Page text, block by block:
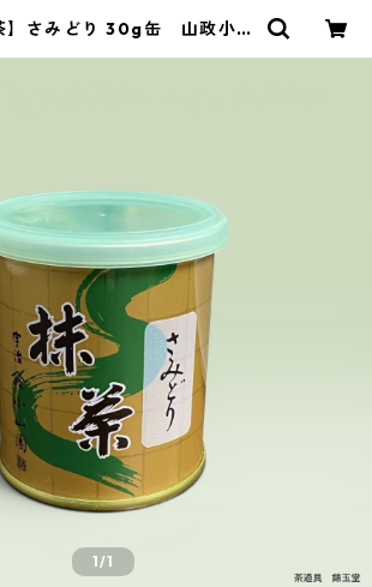
】さみどり 30g缶 山政小山
1/1